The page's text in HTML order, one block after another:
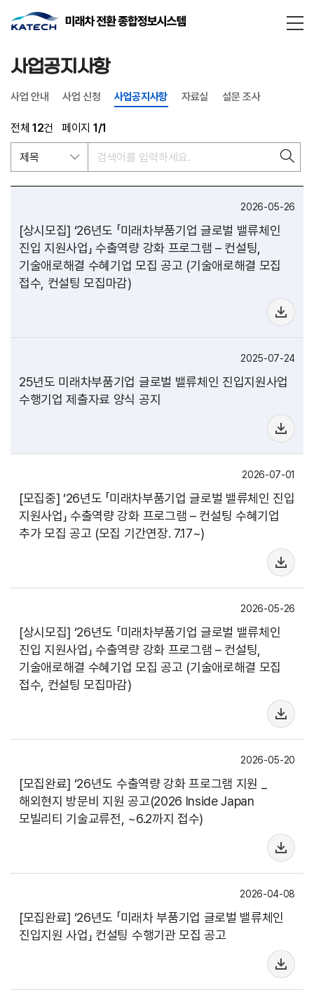
통합검색
닫기
사업공지사항
사업 안내 사업 신청 사업공지사항 자료실 설문 조사
전체12건 페이지 1/1
[상시모집] ‘26년도 「미래차부품기업 글로벌 밸류체인
진입 지원사업」 수출역량 강화 프로그램 – 컨설팅,
기술애로해결 수혜기업 모집 공고 (기술애로해결 모집
접수, 컨설팅 모집마감)
2026-05-26
25년도 미래차부품기업 글로벌 밸류체인 진입지원사업
수행기업 제출자료 양식 공지
2025-07-24
[모집중] ‘26년도 「미래차부품기업 글로벌 밸류체인 진입
지원사업」 수출역량 강화 프로그램 – 컨설팅 수혜기업
추가 모집 공고 (모집 기간연장. 7.17~)
2026-07-01
[상시모집] ‘26년도 「미래차부품기업 글로벌 밸류체인
진입 지원사업」 수출역량 강화 프로그램 – 컨설팅,
기술애로해결 수혜기업 모집 공고 (기술애로해결 모집
접수, 컨설팅 모집마감)
2026-05-26
[모집완료] ‘26년도 수출역량 강화 프로그램 지원 _
해외현지 방문비 지원 공고(2026 Inside Japan
모빌리티 기술교류전, ~6.2까지 접수)
2026-05-20
[모집완료] ‘26년도 「미래차 부품기업 글로벌 밸류체인
진입지원 사업」 컨설팅 수행기관 모집 공고
2026-04-08